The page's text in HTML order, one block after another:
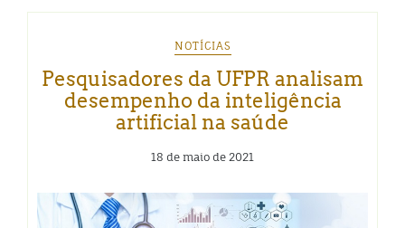
NOTÍCIAS
Pesquisadores da UFPR analisam
desempenho da inteligência
artificial na saúde
18 de maio de 2021